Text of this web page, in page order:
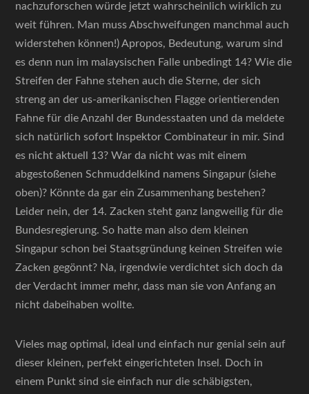
nachzuforschen würde jetzt wahrscheinlich wirklich zu
weit führen. Man muss Abschweifungen manchmal auch
widerstehen können!) Apropos, Bedeutung, warum sind
es denn nun im malaysischen Falle unbedingt 14? Wie die
Streifen der Fahne stehen auch die Sterne, der sich
streng an der us-amerikanischen Flagge orientierenden
Fahne für die Anzahl der Bundesstaaten und da meldete
sich natürlich sofort Inspektor Combinateur in mir. Sind
es nicht aktuell 13? War da nicht was mit einem
abgestoßenen Schmuddelkind namens Singapur (siehe
oben)? Könnte da gar ein Zusammenhang bestehen?
Leider nein, der 14. Zacken steht ganz langweilig für die
Bundesregierung. So hatte man also dem kleinen
Singapur schon bei Staatsgründung keinen Streifen wie
Zacken gegönnt? Na, irgendwie verdichtet sich doch da
der Verdacht immer mehr, dass man sie von Anfang an
nicht dabeihaben wollte.
Vieles mag optimal, ideal und einfach nur genial sein auf
dieser kleinen, perfekt eingerichteten Insel. Doch in
einem Punkt sind sie einfach nur die schäbigsten,